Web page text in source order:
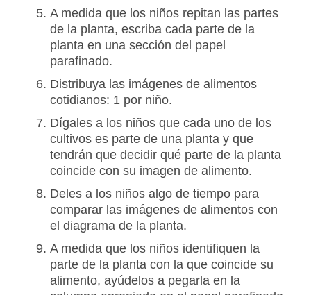
A medida que los niños repitan las partes
de la planta, escriba cada parte de la
planta en una sección del papel
parafinado.
Distribuya las imágenes de alimentos
cotidianos: 1 por niño.
Dígales a los niños que cada uno de los
cultivos es parte de una planta y que
tendrán que decidir qué parte de la planta
coincide con su imagen de alimento.
Deles a los niños algo de tiempo para
comparar las imágenes de alimentos con
el diagrama de la planta.
A medida que los niños identifiquen la
parte de la planta con la que coincide su
alimento, ayúdelos a pegarla en la